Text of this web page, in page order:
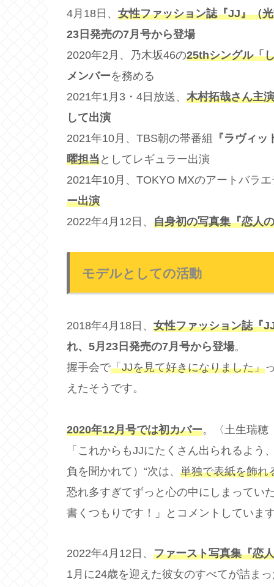
4月18日、 女性ファッション誌『JJ』（
23日発売の7月号から登場
2020年2月、乃木坂46の25thシングル「
メンバーを務める
2021年1月3・4日放送、 木村拓哉さん主
して出演
2021年10月、TBS朝の帯番組
『ラヴィ
曜担当としてレギュラー出演
2021年10月、TOKYO MXのアートバラ
ー出演
2022年4月12日、 自身初の写真集『恋人
モデルとしての活動
2018年4月18日、 女性ファッション誌『
れ、5月23日発売の7月号から登場。
握手会で「JJを見て好きになりました」
えたそうです。
2020年12月号では初カバー。〈土生瑞穂
「これからもJJにたくさん出られるよ
負を聞かれて）“次は、 単独で表紙を飾れ
恐れ多すぎてずっと心の中にしまってい
書くつもりです！」とコメントしていま
2022年4月12日、 ファースト写真集『恋
1月に24歳を迎えた彼女のすべてが詰ま